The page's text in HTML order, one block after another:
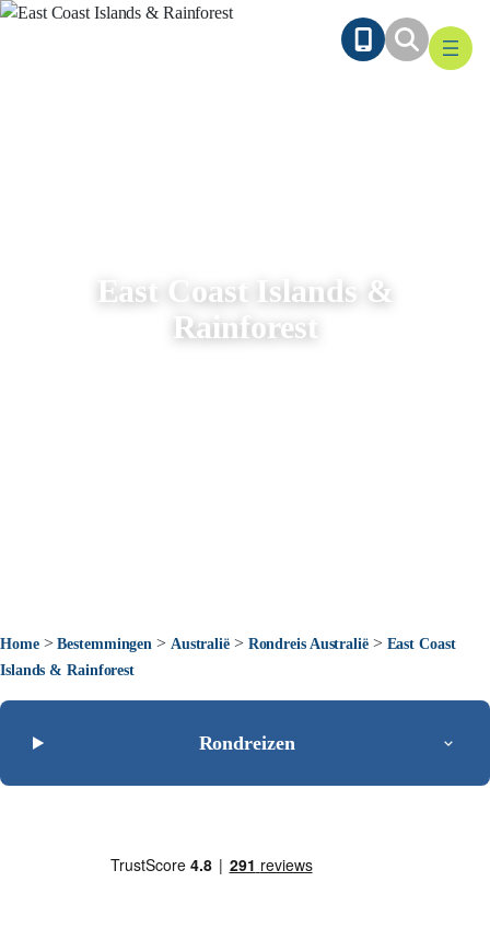
Ga
East Coast Islands &
Rainforest
Home>Bestemmingen > Australië> Rondreis Australië> East Coast
Islands & Rainforest
Rondreizen